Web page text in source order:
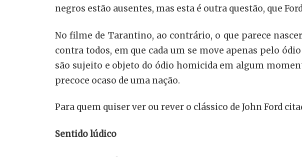
negros estão ausentes, mas esta é outra questão, que
No filme de Tarantino, ao contrário, o que parece
contra todos, em que cada um se move apenas pelo
são sujeito e objeto do ódio homicida em algum
precoce ocaso de uma nação.
Para quem quiser ver ou rever o clássico de John Ford
Sentido lúdico